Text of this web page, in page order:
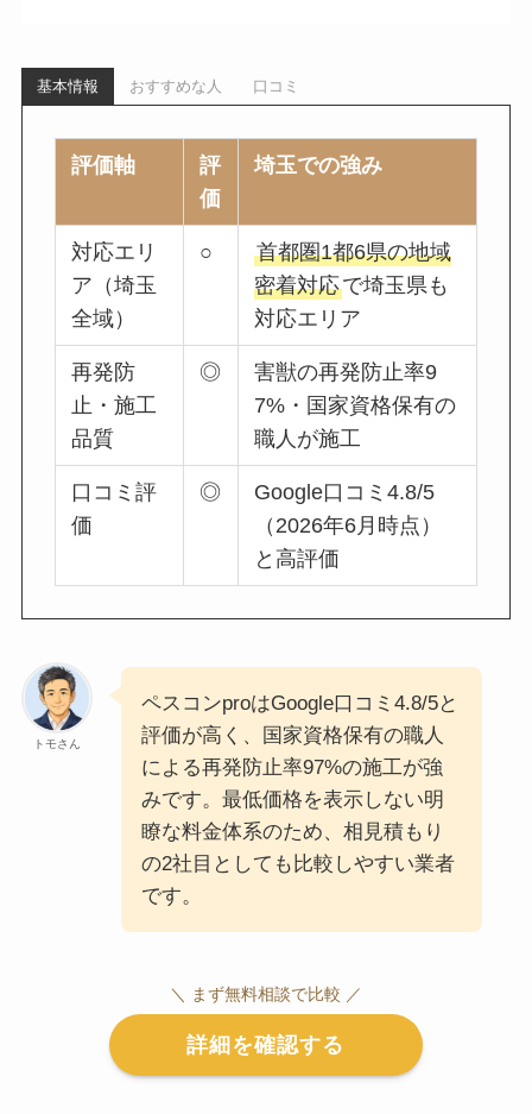
基本情報 おすすめな人 口コミ
評価軸
評
価
埼玉での強み
対応エリ
ア（埼玉
全域）
○
首都圏1都6県の地域
密着対応で埼玉県も
対応エリア
再発防
止・施工
品質
◎
害獣の再発防止率9
7%・国家資格保有の
職人が施工
口コミ評
価
◎
Google口コミ4.8/5
（2026年6月時点）
と高評価
トモさん
ペスコンproはGoogle口コミ4.8/5と
評価が高く、国家資格保有の職人
による再発防止率97%の施工が強
みです。最低価格を表示しない明
瞭な料金体系のため、相見積もり
の2社目としても比較しやすい業者
です。
＼ まず無料相談で比較 ／
詳細を確認する